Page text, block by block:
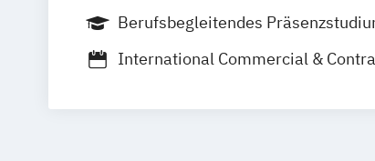
Leipzig
Nürnberg Köln Stuttgart
Berufsbegleitendes
International Commercial &
Compliance und